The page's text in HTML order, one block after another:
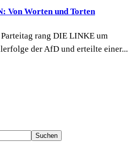
Von Worten und Torten
rang DIE LINKE um
der AfD und erteilte einer...
Suchen